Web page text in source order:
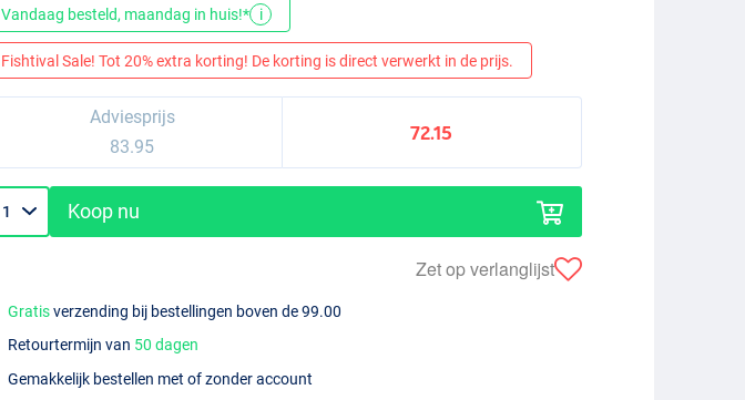
Vandaag besteld, maandag in huis!* i
Fishtival Sale! Tot 20% extra korting! De korting is direct verwerkt in de prijs.
Adviesprijs
83.95
72.15
Koop nu
Zet op verlanglijst
Gratisverzending bij bestellingen boven de 99.00
Retourtermijn van 50 dagen
Gemakkelijk bestellen met of zonder account